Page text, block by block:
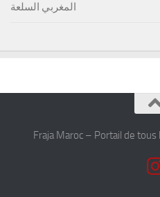
المغربي السلعة
Fraja Maroc – Portail de